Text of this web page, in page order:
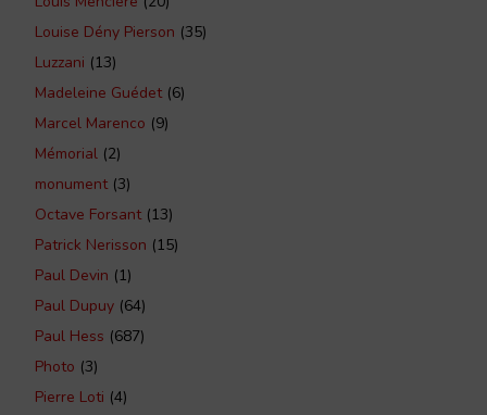
Louise Dény Pierson (35)
Luzzani (13)
Madeleine Guédet(6)
Marcel Marenco (9)
Mémorial (2)
monument(3)
Octave Forsant(13)
Patrick Nerisson (15)
Paul Devin (1)
Paul Dupuy (64)
Paul Hess (687)
Photo (3)
Pierre Loti (4)